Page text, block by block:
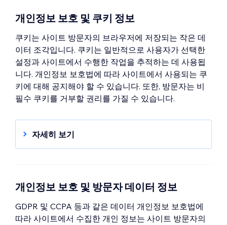
개인정보 보호 및 쿠키 정보
쿠키는 사이트 방문자의 브라우저에 저장되는 작은 데
이터 조각입니다. 쿠키는 일반적으로 사용자가 선택한
설정과 사이트에서 수행한 작업을 추적하는 데 사용됩
니다. 개인정보 보호법에 따라 사이트에서 사용되는 쿠
키에 대해 공지해야 할 수 있습니다. 또한, 방문자는 비
필수 쿠키를 거부할 권리를 가질 수 있습니다.
자세히 보기
개인정보 및 쿠키 정보
개인정보 보호 및 방문자 데이터 정보
GDPR 및 CCPA 등과 같은 데이터 개인정보 보호법에
따라 사이트에서 수집한 개인 정보는 사이트 방문자의